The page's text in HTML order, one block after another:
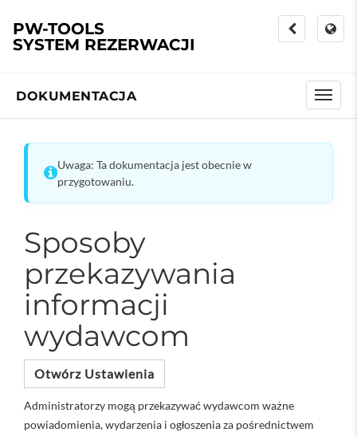
PW-TOOLS
SYSTEM REZERWACJI
DOKUMENTACJA
Uwaga: Ta dokumentacja jest obecnie w
przygotowaniu.
Sposoby
przekazywania
informacji
wydawcom
Otwórz Ustawienia
Administratorzy mogą przekazywać wydawcom ważne
powiadomienia, wydarzenia i ogłoszenia za pośrednictwem